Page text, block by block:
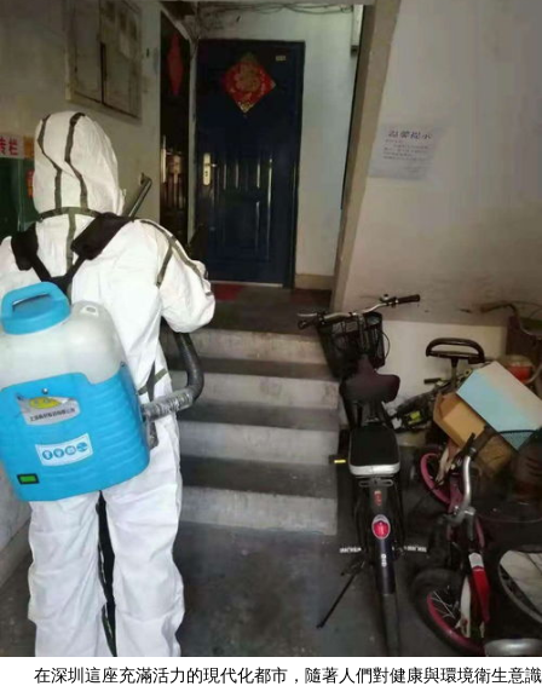
在深圳這座充滿活力的現代化都市，隨著人們對健康與環境衛生意識